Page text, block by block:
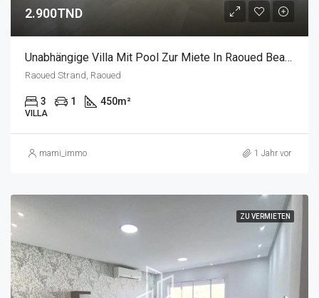
2.900TND
Unabhängige Villa Mit Pool Zur Miete In Raoued Beach - Tunis Bay Project
Raoued Strand, Raoued
3 1 450m²
VILLA
mami_immo 1 Jahr vor
ZU VERMIETEN